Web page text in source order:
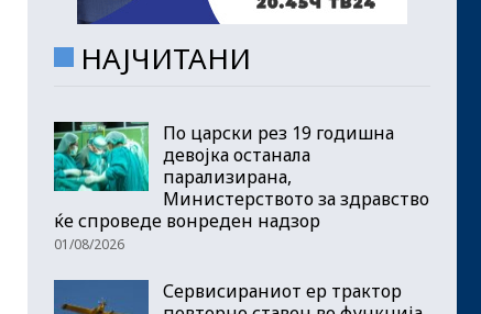
НАЈЧИТАНИ
По царски рез 19 годишна
девојка останала
парализирана,
Министерството за здравство
ќе спроведе вонреден надзор
01/08/2026
Сервисираниот ер трактор